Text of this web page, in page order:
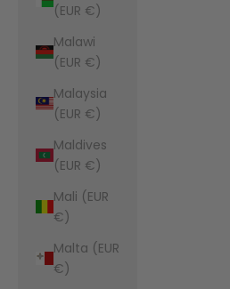
(EUR €)
Malawi
(EUR €)
Malaysia
(EUR €)
Maldives
(EUR €)
Mali (EUR
€)
Malta (EUR
€)